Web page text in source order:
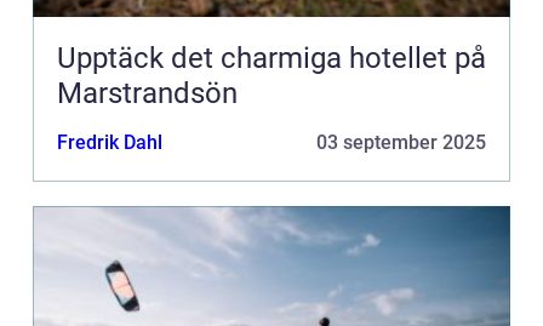
Upptäck det charmiga hotellet på
Marstrandsön
Fredrik Dahl 03 september 2025